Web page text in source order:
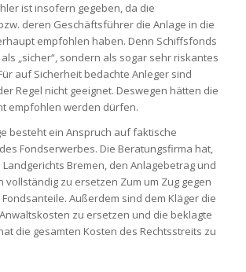
ist insofern gegeben, da die
deren Geschäftsführer die Anlage in die
empfohlen haben. Denn Schiffsfonds
„sicher“, sondern als sogar sehr riskantes
auf Sicherheit bedachte Anleger sind
Regel nicht geeignet. Deswegen hätten die
empfohlen werden dürfen.
besteht ein Anspruch auf faktische
Fondserwerbes. Die Beratungsfirma hat,
Bremen, den Anlagebetrag und
vollständig zu ersetzen Zum um Zug gegen
Außerdem sind dem Kläger die
zu ersetzen und die beklagte
die gesamten Kosten des Rechtsstreits zu